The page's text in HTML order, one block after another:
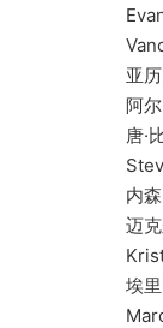
Evan
Vance
亚历克斯
阿尔·贝
唐·比斯 /
Steve
内森·麦克
迈克尔·哈
Kristopher
埃里克·布
Marc